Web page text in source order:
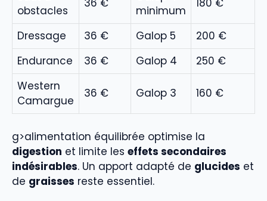
obstacles
36 €
minimum
180 €
Dressage 36 € Galop 5
200 €
Endurance
36 € Galop 4
250 €
Western
Camargue
36 € Galop 3 160 €
g>alimentation équilibrée optimise la
digestion et limite les effets secondaires
indésirables. Un apport adapté de glucides et
de graisses reste essentiel.